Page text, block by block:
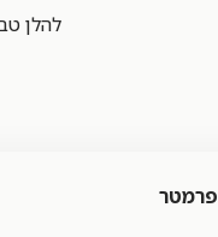
להלן
פרמטר